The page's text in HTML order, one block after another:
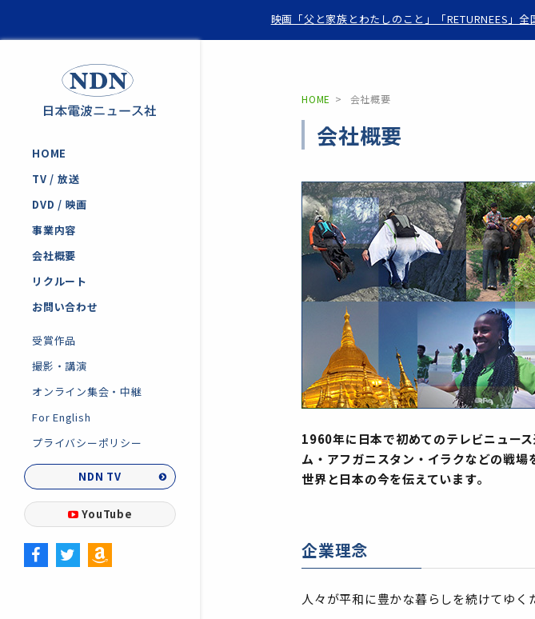
映画「父と家族とわたしのこと」「RETURNEES」全
HOME
TV / 放送
DVD / 映画
事業内容
会社概要
リクルート
お問い合わせ
受賞作品
撮影・講演
オンライン集会・中継
For English
プライバシーポリシー
NDN TV
YouTube
HOME 会社概要
会社概要
1960年に日本で初めてのテレビニュー
ム・アフガニスタン・イラクなどの戦
世界と日本の今を伝えています。
企業理念
人々が平和に豊かな暮らしを続けてゆく